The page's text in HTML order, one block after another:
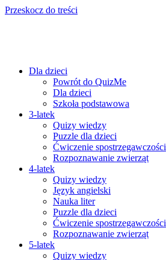
Przeskocz do treści
Dla dzieci
Powrót do QuizMe
Dla dzieci
Szkoła podstawowa
3-latek
Quizy wiedzy
Puzzle dla dzieci
Ćwiczenie spostrzegawczości
Rozpoznawanie zwierząt
4-latek
Quizy wiedzy
Język angielski
Nauka liter
Puzzle dla dzieci
Ćwiczenie spostrzegawczości
Rozpoznawanie zwierząt
5-latek
Quizy wiedzy